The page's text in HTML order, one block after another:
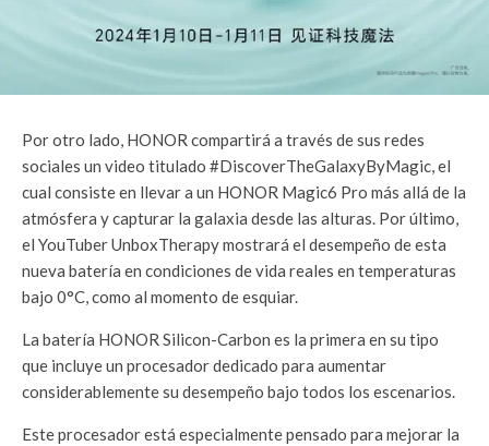
Por otro lado, HONOR compartirá a través de sus redes
sociales un video titulado #DiscoverTheGalaxyByMagic, el
cual consiste en llevar a un HONOR Magic6 Pro más allá de la
atmósfera y capturar la galaxia desde las alturas. Por último,
el YouTuber UnboxTherapy mostrará el desempeño de esta
nueva batería en condiciones de vida reales en temperaturas
bajo 0°C, como al momento de esquiar.
La batería HONOR Silicon-Carbon es la primera en su tipo
que incluye un procesador dedicado para aumentar
considerablemente su desempeño bajo todos los escenarios.
Este procesador está especialmente pensado para mejorar la